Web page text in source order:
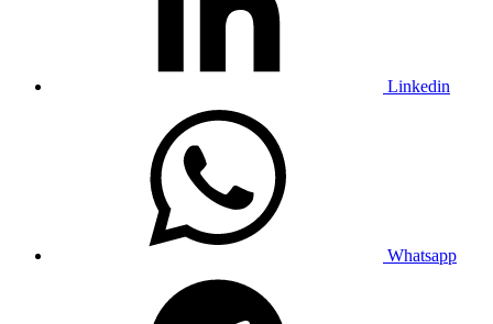
Linkedin
Whatsapp